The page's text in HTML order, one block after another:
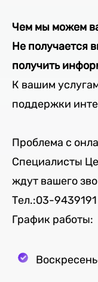
Чем мы можем
Не получается
получить
К вашим
поддержки
Проблема с
Специалисты
ждут вашего
Тел.:03-9439191
График работы: